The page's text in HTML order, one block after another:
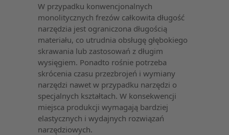
W przypadku konwencjonalnych
monolitycznych frezów całkowita długość
narzędzia jest ograniczona długością
materiału, co utrudnia obsługę głębokiego
skrawania lub zastosowań z długim
wysięgiem. Ponadto rośnie potrzeba
skrócenia czasu przezbrojeń i wymiany
narzędzi nawet w przypadku narzędzi o
specjalnych kształtach. W konsekwencji
miejsca produkcji wymagają bardziej
elastycznych i wydajnych rozwiązań
narzędziowych.